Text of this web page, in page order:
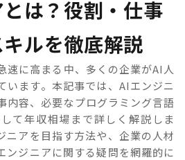
は？役割・仕事
ルを徹底解説
速に高まる中、多くの企業がAI人
います。本記事では、AIエンジニ
内容、必要なプログラミング言語
て年収相場まで詳しく解説しま
ニアを目指す方法や、企業の人材
ンジニアに関する疑問を網羅的に